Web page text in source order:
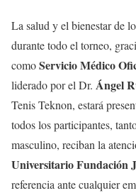
La salud y el bienestar de
durante todo el torneo,
comoServicio Médico
liderado por el Dr. Ángel
Tenis Teknon, estará
todos los participantes,
masculino, reciban la
Universitario Fundación
referencia ante cualquier